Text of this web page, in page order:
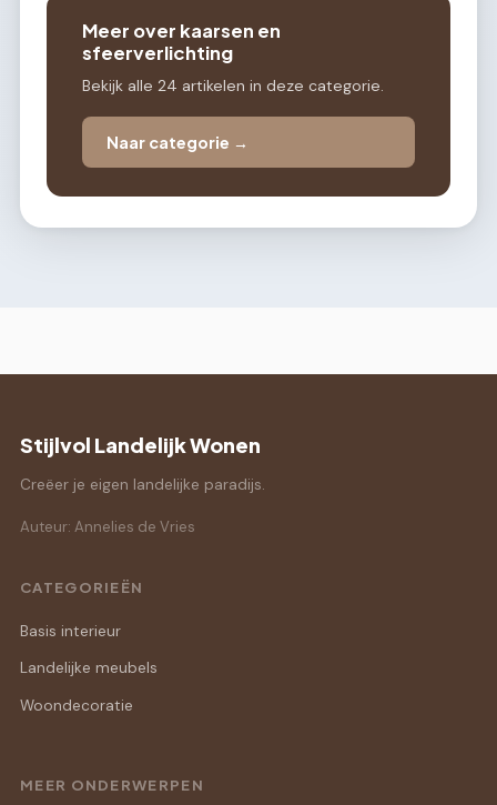
Meer over kaarsen en
sfeerverlichting
Bekijk alle 24 artikelen in deze categorie.
Naar categorie →
Stijlvol Landelijk Wonen
Creëer je eigen landelijke paradijs.
Auteur: Annelies de Vries
CATEGORIEËN
Basis interieur
Landelijke meubels
Woondecoratie
MEER ONDERWERPEN